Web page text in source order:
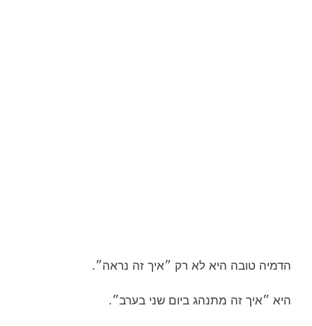
הדמיה טובה היא לא רק ״איך זה נראה״.
היא ״איך זה מתנהג ביום שני בערב״.